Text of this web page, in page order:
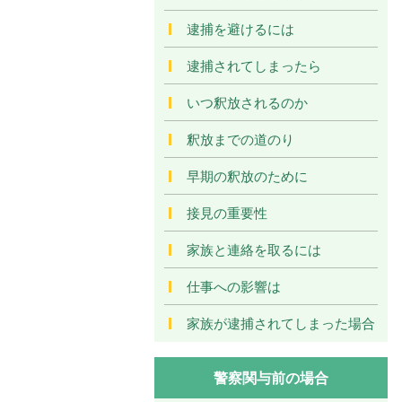
逮捕を避けるには
逮捕されてしまったら
いつ釈放されるのか
釈放までの道のり
早期の釈放のために
接見の重要性
家族と連絡を取るには
仕事への影響は
家族が逮捕されてしまった場合
警察関与前の場合